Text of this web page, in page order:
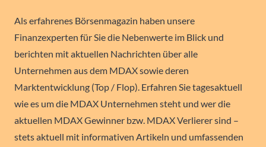
Als erfahrenes Börsenmagazin haben unsere
Finanzexperten für Sie die Nebenwerte im Blick und
berichten mit aktuellen Nachrichten über alle
Unternehmen aus dem MDAX sowie deren
Marktentwicklung (Top / Flop). Erfahren Sie tagesaktuell
wie es um die MDAX Unternehmen steht und wer die
aktuellen MDAX Gewinner bzw. MDAX Verlierer sind –
stets aktuell mit informativen Artikeln und umfassenden